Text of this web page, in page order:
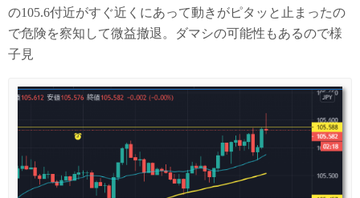
の105.6付近がすぐ近くにあって動きがピタッと止まったの
で危険を察知して微益撤退。ダマシの可能性もあるので様
子見